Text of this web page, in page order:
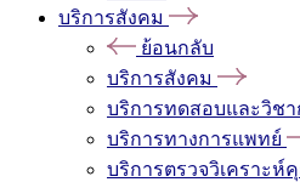
บริการสังคม
ย้อนกลับ
บริการสังคม
บริการทดสอบและวิชา
บริการทางการแพทย์
บริการตรวจวิเคราะห์